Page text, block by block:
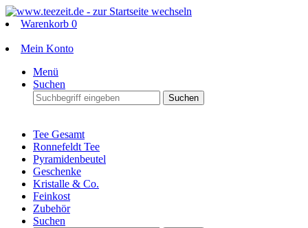
Warenkorb 0
Mein Konto
Menü
Suchen
Suchen
Tee Gesamt
Ronnefeldt Tee
Pyramidenbeutel
Geschenke
Kristalle & Co.
Feinkost
Zubehör
Suchen